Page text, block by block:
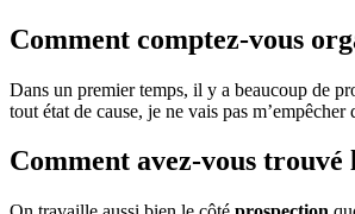
Comment comptez-vous
Dans un premier temps, il y a beaucoup de
tout état de cause, je ne vais pas
Comment avez-vous